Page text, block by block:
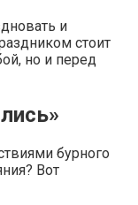
и
стоит
но и перед
бурного
Вот